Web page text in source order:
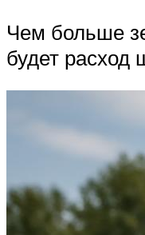
Чем больше
будет расход